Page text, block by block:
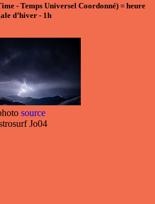
- Temps Universel Coordonné) =heure
d’hiver - 1h
source
Jo04